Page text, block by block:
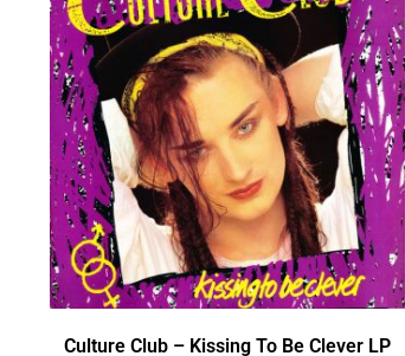
Culture Club ‎– Kissing To Be Clever LP